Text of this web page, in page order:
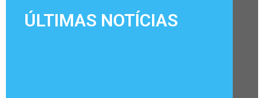
ÚLTIMAS NOTÍCIAS